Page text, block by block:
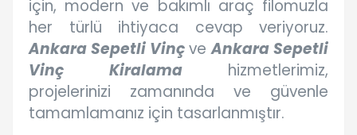
için, modern ve bakımlı araç filomuzla
her türlü ihtiyaca cevap veriyoruz.
Ankara Sepetli VinçveAnkara Sepetli
Vinç Kiralamahizmetlerimiz,
projelerinizi zamanında ve güvenle
tamamlamanız için tasarlanmıştır.